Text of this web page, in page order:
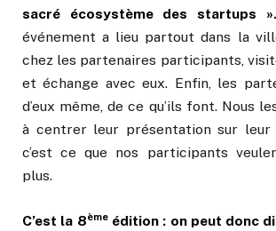
sacré écosystème des startups »
événement a lieu partout dans la
chez les partenaires participants,
et échange avec eux. Enfin, les
d’eux même, de ce qu’ils font. Nous
à centrer leur présentation sur
c’est ce que nos participants
plus.
C’est la 8èmeédition : on peut donc